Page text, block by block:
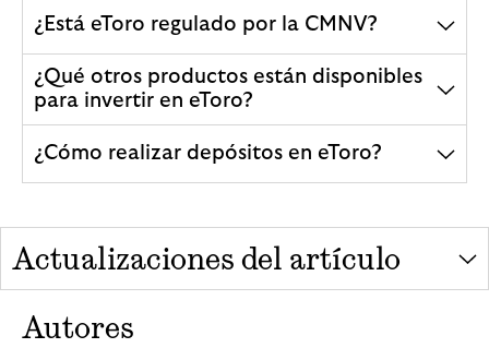
¿Está eToro regulado por la CMNV?
¿Qué otros productos están disponibles
para invertir en eToro?
¿Cómo realizar depósitos en eToro?
Actualizaciones del artículo
Autores